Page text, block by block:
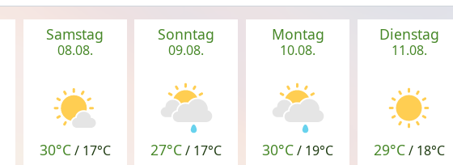
Samstag
08.08.
30°C/ 17°C
Sonntag
09.08.
27°C/ 17°C
Montag
10.08.
30°C/ 19°C
Dienstag
11.08.
29°C/ 18°C